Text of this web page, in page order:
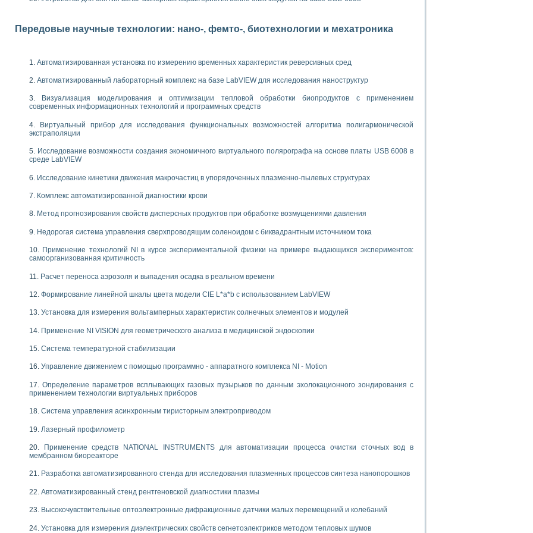
характеристик на основе использования звуковой карты ПК
теории Коммутации
проекта «Образование» технологий NATIONAL INSTRUMENTS в Нижегородском госуниверситете им. Н.И. Лобачевского
решателей обыкновенных дифференциальных уравнений инструментальных систем моделирования
образования и подготовки преподавателей для работы в ИКТ насыщенной среде
по электротехнике в среде MULTISIM
частотного анализа для LabWindows/CVI и LabVIEW
«Технологии NATIONAL INSTRUMENTS» в ростовском колледже связи и информатики
программе «Прикладная физика и физическая информатика» инновационного образовательного проекта РУДН
электромагнитного поля для испытаний изделий авионики
ИИС на базе оборудования NI CompactDAQ
Передовые научные технологии: нано-, фемто-, биотехнологии и мехатроника
Автоматизированная установка по измерению временных характеристик реверсивных сред
Автоматизированный лабораторный комплекс на базе LabVIEW для исследования наноструктур
Визуализация моделирования и оптимизации тепловой обработки биопродуктов с применением
современных информационных технологий и программных средств
Виртуальный прибор для исследования функциональных возможностей алгоритма полигармонической
экстраполяции
Исследование возможности создания экономичного виртуального полярографа на основе платы USB 6008 в
среде LabVIEW
Исследование кинетики движения макрочастиц в упорядоченных плазменно-пылевых структурах
Комплекс автоматизированной диагностики крови
Метод прогнозирования свойств дисперсных продуктов при обработке возмущениями давления
Недорогая система управления сверхпроводящим соленоидом с биквадрантным источником тока
Применение технологий NI в курсе экспериментальной физики на примере выдающихся экспериментов:
самоорганизованная критичность
Расчет переноса аэрозоля и выпадения осадка в реальном времени
Формирование линейной шкалы цвета модели CIE L*a*b с использованием LabVIEW
Установка для измерения вольтамперных характеристик солнечных элементов и модулей
Применение NI VISION для геометрического анализа в медицинской эндоскопии
Система температурной стабилизации
Управление движением с помощью программно - аппаратного комплекса NI - Motion
Определение параметров всплывающих газовых пузырьков по данным эхолокационного зондирования с
применением технологии виртуальных приборов
Система управления асинхронным тиристорным электроприводом
Лазерный профилометр
Применение средств NATIONAL INSTRUMENTS для автоматизации процесса очистки сточных вод в
мембранном биореакторе
Разработка автоматизированного стенда для исследования плазменных процессов синтеза нанопорошков
Автоматизированный стенд рентгеновской диагностики плазмы
Высокочувствительные оптоэлектронные дифракционные датчики малых перемещений и колебаний
Установка для измерения диэлектрических свойств сегнетоэлектриков методом тепловых шумов